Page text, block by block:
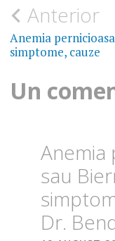
Navigare
în
Anterior
Anemia
simptome, cauze
Un
Anemia
sau
Dr.